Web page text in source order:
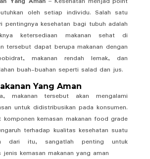
oleh setiap individu. Salah satu
pentingnya kesehatan bagi tubuh adalah
ketersediaan makanan sehat di
tersebut dapat berupa makanan dengan
makanan rendah lemak, dan
buah-buahan seperti salad dan jus.
Yang Aman
makanan tersebut akan mengalami
untuk didistribusikan pada konsumen.
kemasan makanan food grade
terhadap kualitas kesehatan suatu
dari itu, sangatlah penting untuk
kemasan makanan yang aman